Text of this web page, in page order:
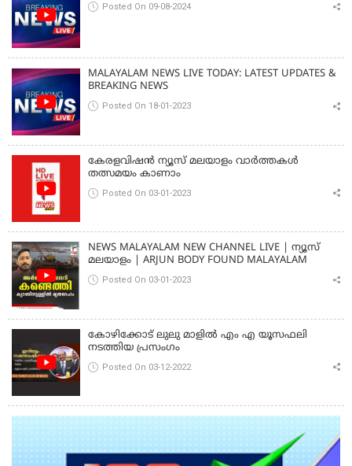
Posted On 09-08-2024
MALAYALAM NEWS LIVE TODAY: LATEST UPDATES &
BREAKING NEWS
Posted On 18-01-2023
കേരളവിഷൻ ന്യൂസ് മലയാളം വാർത്തകൾ
തത്സമയം കാണാം
Posted On 03-01-2023
NEWS MALAYALAM NEW CHANNEL LIVE | ന്യൂസ്
മലയാളം | ARJUN BODY FOUND MALAYALAM
Posted On 03-01-2023
കോഴിക്കോട് ലുലു മാളിൽ എം എ യൂസഫലി
നടത്തിയ പ്രസംഗം
Posted On 03-12-2022